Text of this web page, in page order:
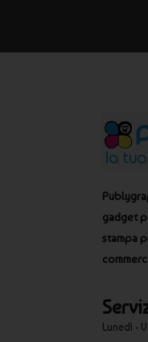
gadget
stampa
Lunedì -